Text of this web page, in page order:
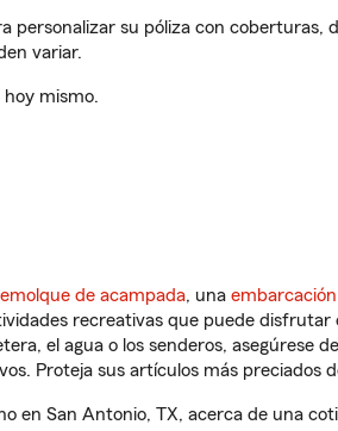
personalizar su póliza con coberturas,
variar.
hoy mismo.
de acampada, una embarcación
recreativas que puede
el agua o los senderos, asegúrese
Proteja sus artículos más preciados
en San Antonio, TX, acerca de una